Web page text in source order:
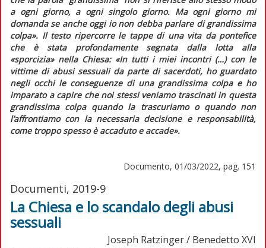
a ogni giorno, a ogni singolo giorno. Ma ogni giorno mi
domanda se anche oggi io non debba parlare di grandissima
colpa». Il testo ripercorre le tappe di una vita da pontefice
che è stata profondamente segnata dalla lotta alla
«sporcizia» nella Chiesa: «In tutti i miei incontri (…) con le
vittime di abusi sessuali da parte di sacerdoti, ho guardato
negli occhi le conseguenze di una grandissima colpa e ho
imparato a capire che noi stessi veniamo trascinati in questa
grandissima colpa quando la trascuriamo o quando non
l’affrontiamo con la necessaria decisione e responsabilità,
come troppo spesso è accaduto e accade».
Documento, 01/03/2022, pag. 151
Documenti, 2019-9
La Chiesa e lo scandalo degli abusi
sessuali
Joseph Ratzinger / Benedetto XVI